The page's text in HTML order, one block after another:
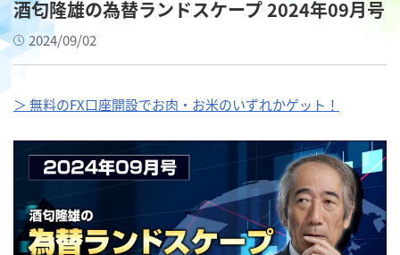
酒匂隆雄の為替ランドスケープ 2024年09月号
2024/09/02
＞ 無料のFX口座開設でお肉・お米のいずれかゲット！